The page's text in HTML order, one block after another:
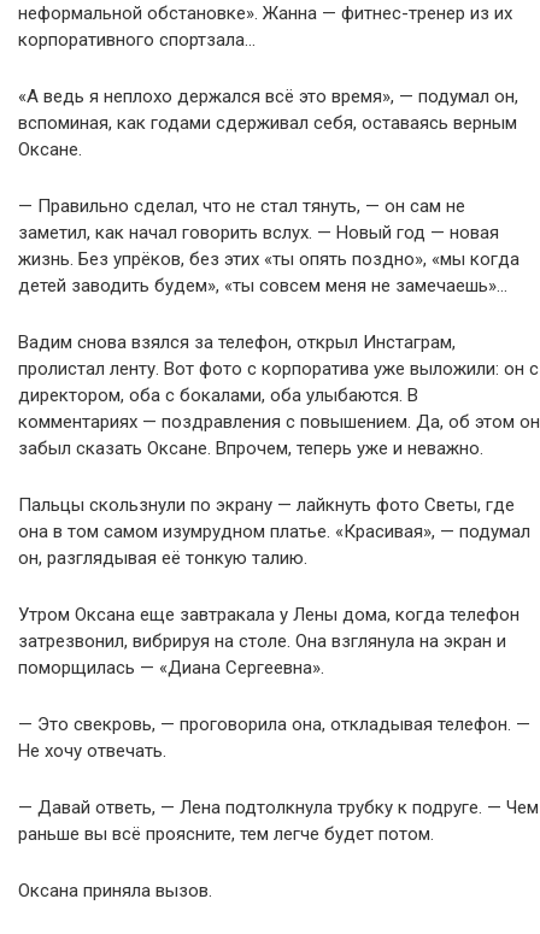
неформальной обстановке». Жанна — фитнес-тренер из их
корпоративного спортзала…
«А ведь я неплохо держался всё это время», — подумал он,
вспоминая, как годами сдерживал себя, оставаясь верным
Оксане.
— Правильно сделал, что не стал тянуть, — он сам не
заметил, как начал говорить вслух. — Новый год — новая
жизнь. Без упрёков, без этих «ты опять поздно», «мы когда
детей заводить будем», «ты совсем меня не замечаешь»…
Вадим снова взялся за телефон, открыл Инстаграм,
пролистал ленту. Вот фото с корпоратива уже выложили: он с
директором, оба с бокалами, оба улыбаются. В
комментариях — поздравления с повышением. Да, об этом он
забыл сказать Оксане. Впрочем, теперь уже и неважно.
Пальцы скользнули по экрану — лайкнуть фото Светы, где
она в том самом изумрудном платье. «Красивая», — подумал
он, разглядывая её тонкую талию.
Утром Оксана еще завтракала у Лены дома, когда телефон
затрезвонил, вибрируя на столе. Она взглянула на экран и
поморщилась — «Диана Сергеевна».
— Это свекровь, — проговорила она, откладывая телефон. —
Не хочу отвечать.
— Давай ответь, — Лена подтолкнула трубку к подруге. — Чем
раньше вы всё проясните, тем легче будет потом.
Оксана приняла вызов.